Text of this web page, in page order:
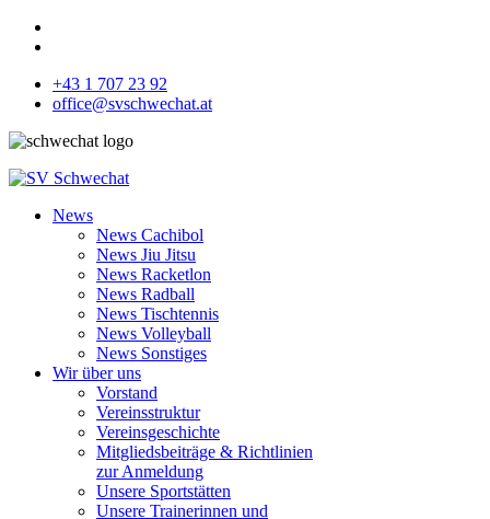
+43 1 707 23 92
office@svschwechat.at
News
News Cachibol
News Jiu Jitsu
News Racketlon
News Radball
News Tischtennis
News Volleyball
News Sonstiges
Wir über uns
Vorstand
Vereinsstruktur
Vereinsgeschichte
Mitgliedsbeiträge & Richtlinien
zur Anmeldung
Unsere Sportstätten
Unsere Trainerinnen und